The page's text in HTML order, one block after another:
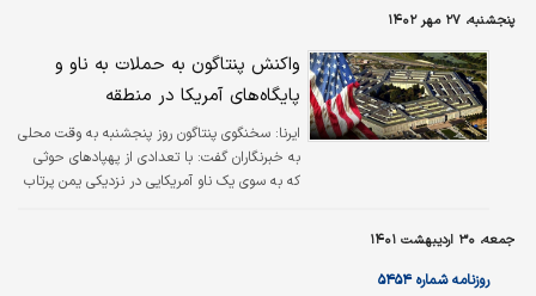
پنجشنبه، ۲۷ مهر ۱۴۰۲
واکنش پنتاگون به حملات به ناو و
پایگاه‌های آمریکا در منطقه
ایرنا: سخنگوی پنتاگون روز پنجشنبه به وقت محلی
به خبرنگاران گفت: با تعدادی از پهپادهای حوثی
که به سوی یک ناو آمریکایی در نزدیکی یمن پرتاب
جمعه، ۳۰ اردیبهشت ۱۴۰۱
روزنامه شماره ۵۴۵۴